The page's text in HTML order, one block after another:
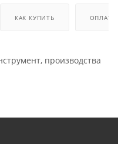
КАК КУПИТЬ ОПЛАТА
производства